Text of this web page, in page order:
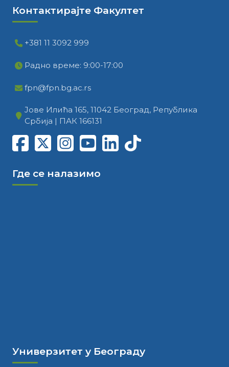
Контактирајте Факултет
+381 11 3092 999
Радно време: 9:00-17:00
fpn@fpn.bg.ac.rs
Јове Илића 165, 11042 Београд, Република
Србија | ПАК 166131
Где се налазимо
Универзитет у Београду